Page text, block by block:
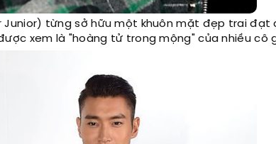
Junior) từng sở hữu một khuôn mặt đẹp trai
xem là "hoàng tử trong mộng" của nhiều cô